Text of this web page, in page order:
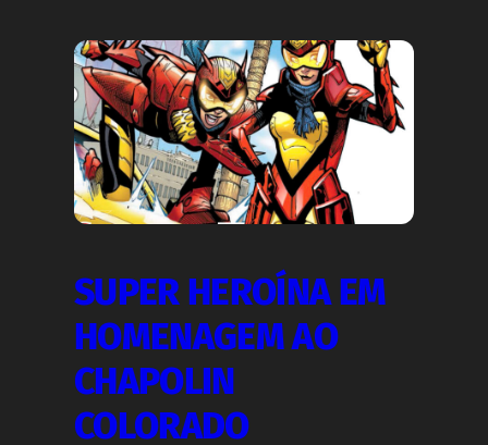
SUPER HEROÍNA EM
HOMENAGEM AO
CHAPOLIN
COLORADO